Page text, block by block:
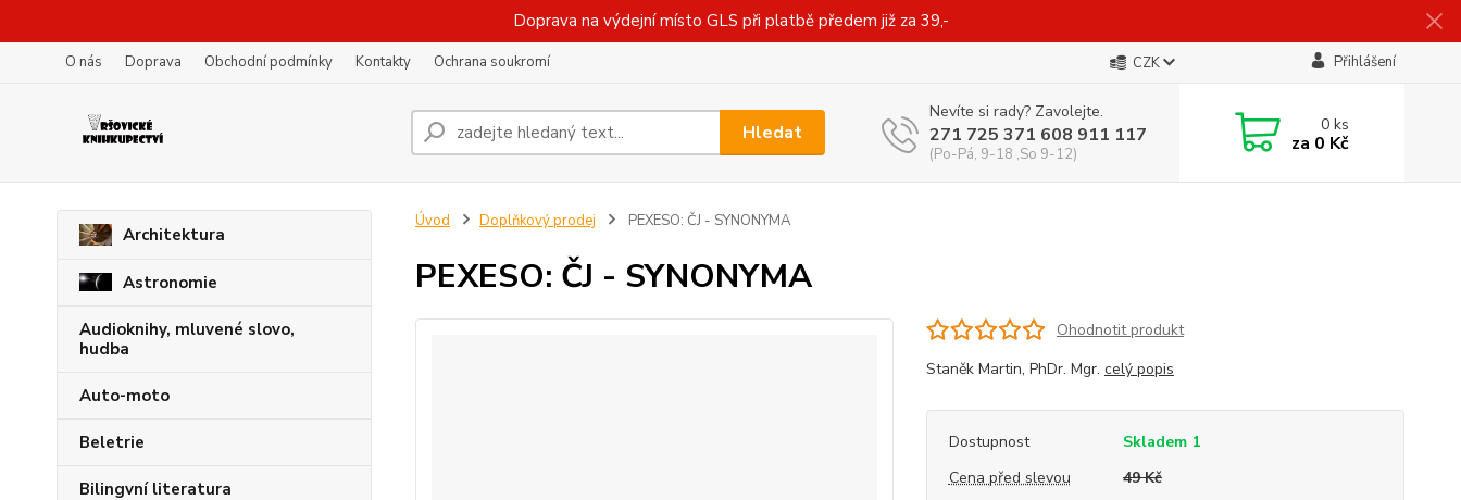
Doprava na výdejní místo GLS při platbě předem již za 39,-
O nás Doprava Obchodní podmínky Kontakty Ochrana soukromí CZK Přihlášení
Hledat
Nevíte si rady? Zavolejte.
271 725 371 608 911 117
(Po-Pá, 9-18 ,So 9-12)
0ks
za 0 Kč
Architektura
Astronomie
Audioknihy, mluvené slovo,
hudba
Auto-moto
Beletrie
Bilingvní literatura
Úvod Doplňkový prodej PEXESO: ČJ - SYNONYMA
PEXESO: ČJ - SYNONYMA
Ohodnotit produkt
Staněk Martin, PhDr. Mgr. celý popis
Dostupnost
Skladem 1
Cena před slevou
49 Kč